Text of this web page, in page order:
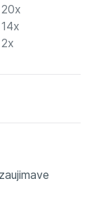
20x
14x
2x